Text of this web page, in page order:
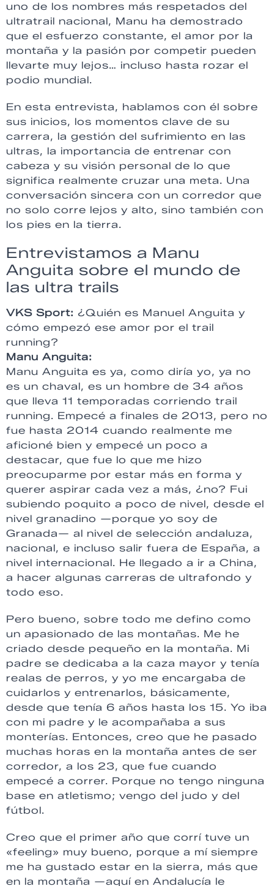
uno de los nombres más respetados del
ultratrail nacional, Manu ha demostrado
que el esfuerzo constante, el amor por la
montaña y la pasión por competir pueden
llevarte muy lejos… incluso hasta rozar el
podio mundial.
En esta entrevista, hablamos con él sobre
sus inicios, los momentos clave de su
carrera, la gestión del sufrimiento en las
ultras, la importancia de entrenar con
cabeza y su visión personal de lo que
significa realmente cruzar una meta. Una
conversación sincera con un corredor que
no solo corre lejos y alto, sino también con
los pies en la tierra.
Entrevistamos a Manu
Anguita sobre el mundo de
las ultra trails
VKS Sport: ¿Quién es Manuel Anguita y
cómo empezó ese amor por el trail
running?
Manu Anguita:
Manu Anguita es ya, como diría yo, ya no
es un chaval, es un hombre de 34 años
que lleva 11 temporadas corriendo trail
running. Empecé a finales de 2013, pero no
fue hasta 2014 cuando realmente me
aficioné bien y empecé un poco a
destacar, que fue lo que me hizo
preocuparme por estar más en forma y
querer aspirar cada vez a más, ¿no? Fui
subiendo poquito a poco de nivel, desde el
nivel granadino —porque yo soy de
Granada— al nivel de selección andaluza,
nacional, e incluso salir fuera de España, a
nivel internacional. He llegado a ir a China,
a hacer algunas carreras de ultrafondo y
todo eso.
Pero bueno, sobre todo me defino como
un apasionado de las montañas. Me he
criado desde pequeño en la montaña. Mi
padre se dedicaba a la caza mayor y tenía
realas de perros, y yo me encargaba de
cuidarlos y entrenarlos, básicamente,
desde que tenía 6 años hasta los 15. Yo iba
con mi padre y le acompañaba a sus
monterías. Entonces, creo que he pasado
muchas horas en la montaña antes de ser
corredor, a los 23, que fue cuando
empecé a correr. Porque no tengo ninguna
base en atletismo; vengo del judo y del
fútbol.
Creo que el primer año que corrí tuve un
«feeling» muy bueno, porque a mí siempre
me ha gustado estar en la sierra, más que
en la montaña —aquí en Andalucía le